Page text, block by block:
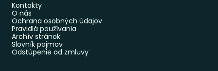
Kontakty
O nás
Ochrana osobných údajov
Pravidlá používania
Archív stránok
Slovník pojmov
Odstúpenie od zmluvy